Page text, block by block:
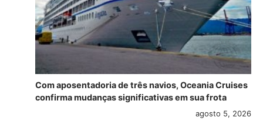
Com aposentadoria de três navios, Oceania Cruises
confirma mudanças significativas em sua frota
agosto 5, 2026